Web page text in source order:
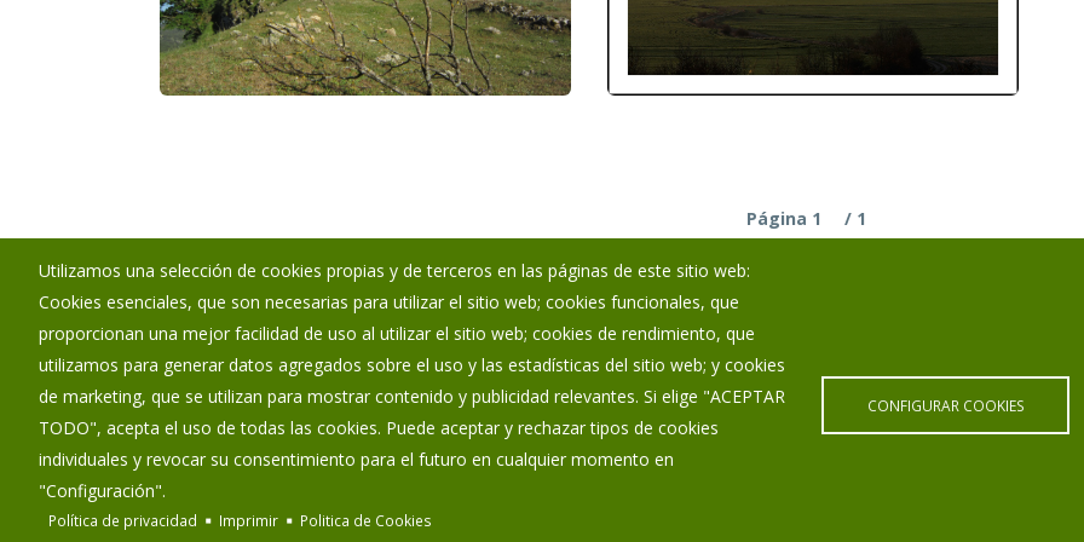
Página 1 / 1
Utilizamos una selección de cookies propias y de terceros en las páginas de este sitio web:
Cookies esenciales, que son necesarias para utilizar el sitio web; cookies funcionales, que
proporcionan una mejor facilidad de uso al utilizar el sitio web; cookies de rendimiento, que
utilizamos para generar datos agregados sobre el uso y las estadísticas del sitio web; y cookies
de marketing, que se utilizan para mostrar contenido y publicidad relevantes. Si elige "ACEPTAR
TODO", acepta el uso de todas las cookies. Puede aceptar y rechazar tipos de cookies
individuales y revocar su consentimiento para el futuro en cualquier momento en
"Configuración".
Política de privacidad Imprimir Politica de Cookies
CONFIGURAR COOKIES
Ayuntamiento de Valle de Losa
: Calle El Cañón s/n - 09510
: 947194178
: valledelosa@diputaciondeburgos.net
Corporación Municipal
Teléfonos de interés